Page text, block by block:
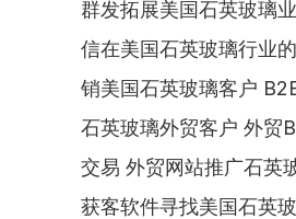
群发拓展美国石英玻璃
信在美国石英玻璃行业
销美国石英玻璃客户
石英玻璃外贸客户 外贸
交易 外贸网站推广石英
获客软件寻找美国石英